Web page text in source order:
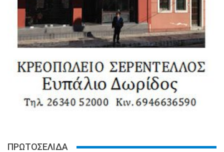
ΠΡΩΤΟΣΕΛΙΔΑ